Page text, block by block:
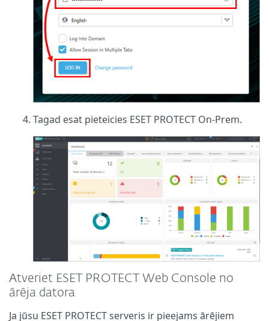
Tagad esat pieteicies ESET PROTECT On-Prem.
Atveriet ESET PROTECT Web Console no
ārēja datora
Ja jūsu ESET PROTECT serveris ir pieejams ārējiem